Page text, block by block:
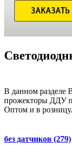
В данном разделе
прожекторы ДДУ
Оптом и в розницу.
без датчиков (279)